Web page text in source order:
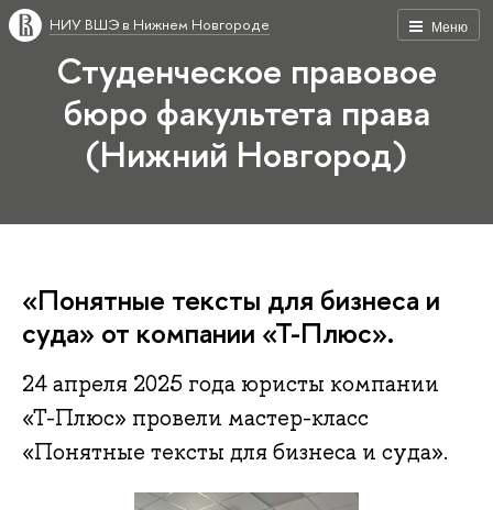
Меню
НИУ ВШЭ в Нижнем Новгороде
Студенческое правовое
бюро факультета права
(Нижний Новгород)
«Понятные тексты для бизнеса и
суда» от компании «Т-Плюс».
24 апреля 2025 года юристы компании
«Т-Плюс» провели мастер-класс
«Понятные тексты для бизнеса и суда».